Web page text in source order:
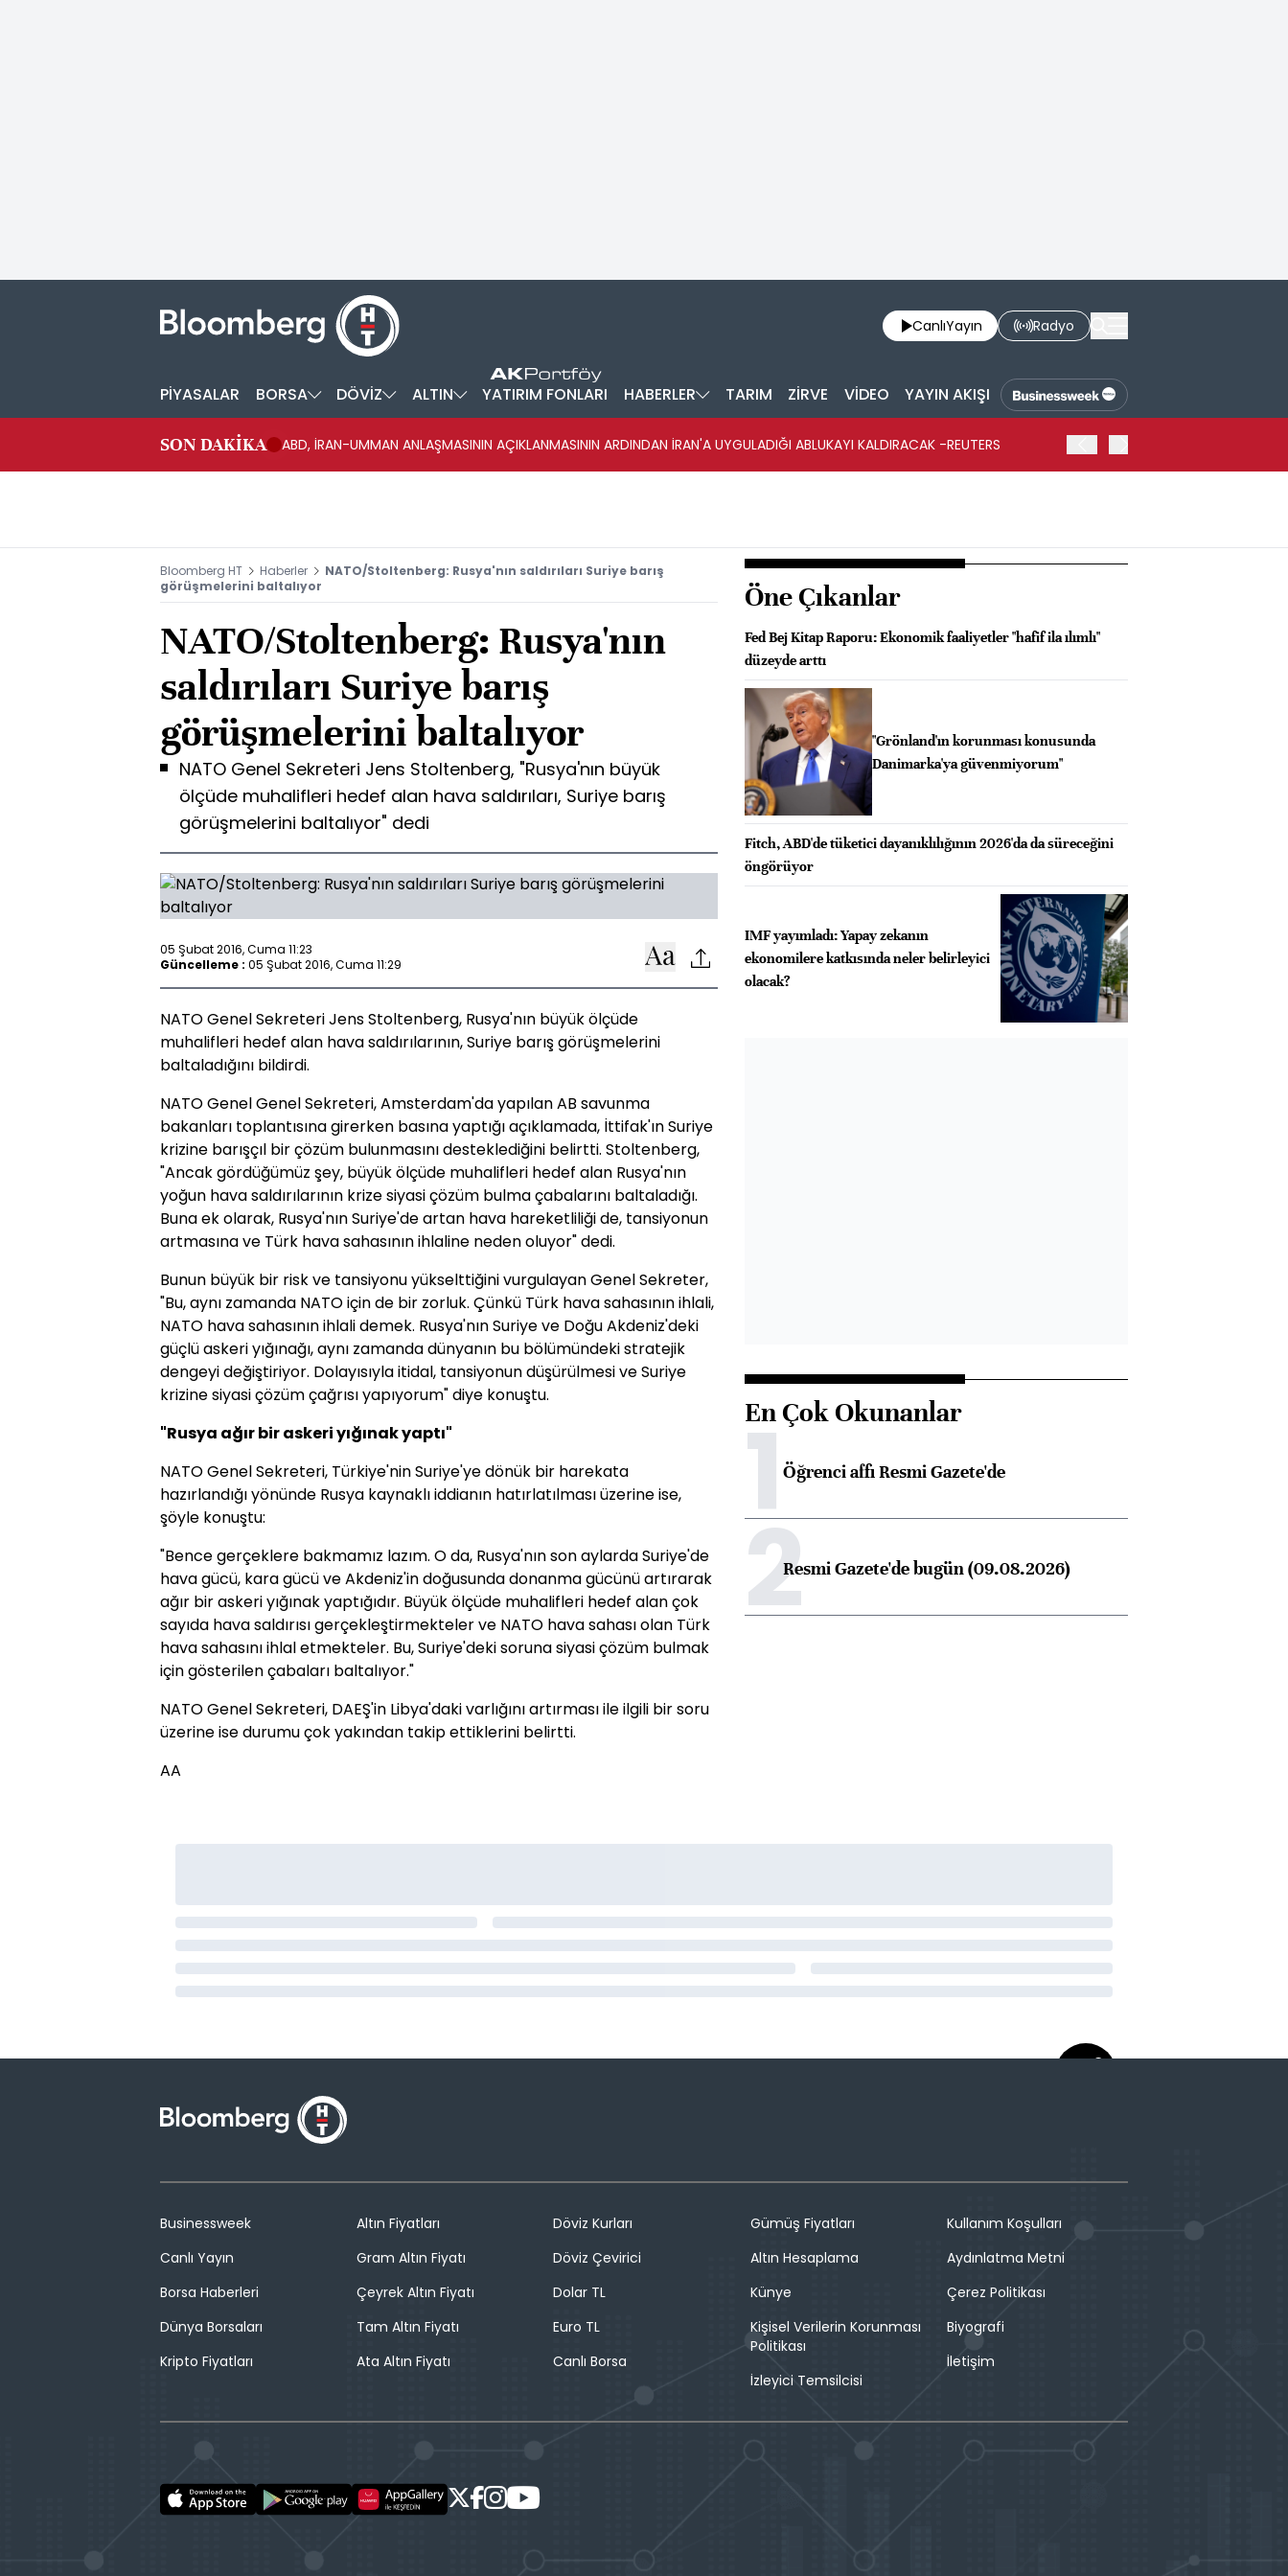
CanlıYayın Radyo
PİYASALAR BORSA DÖVİZ ALTIN YATIRIM FONLARI HABERLER TARIM ZİRVE VİDEO YAYIN AKIŞI
SON DAKİKA ABD, İRAN-UMMAN ANLAŞMASININ AÇIKLANMASININ ARDINDAN İRAN'A UYGULADIĞI ABLUKAYI KALDIRACAK -REUTERS
Bloomberg HT Haberler
NATO/Stoltenberg: Rusya'nın saldırıları Suriye barış
görüşmelerini baltalıyor
NATO/Stoltenberg: Rusya'nın
saldırıları Suriye barış
görüşmelerini baltalıyor
NATO Genel Sekreteri Jens Stoltenberg, "Rusya'nın büyük
ölçüde muhalifleri hedef alan hava saldırıları, Suriye barış
görüşmelerini baltalıyor" dedi
05 Şubat 2016, Cuma 11:23
Güncelleme : 05 Şubat 2016, Cuma 11:29
NATO Genel Sekreteri Jens Stoltenberg, Rusya'nın büyük ölçüde
muhalifleri hedef alan hava saldırılarının, Suriye barış görüşmelerini
baltaladığını bildirdi.
NATO Genel Genel Sekreteri, Amsterdam'da yapılan AB savunma
bakanları toplantısına girerken basına yaptığı açıklamada, İttifak'ın Suriye
krizine barışçıl bir çözüm bulunmasını desteklediğini belirtti. Stoltenberg,
"Ancak gördüğümüz şey, büyük ölçüde muhalifleri hedef alan Rusya'nın
yoğun hava saldırılarının krize siyasi çözüm bulma çabalarını baltaladığı.
Buna ek olarak, Rusya'nın Suriye'de artan hava hareketliliği de, tansiyonun
artmasına ve Türk hava sahasının ihlaline neden oluyor" dedi.
Bunun büyük bir risk ve tansiyonu yükselttiğini vurgulayan Genel Sekreter,
"Bu, aynı zamanda NATO için de bir zorluk. Çünkü Türk hava sahasının ihlali,
NATO hava sahasının ihlali demek. Rusya'nın Suriye ve Doğu Akdeniz'deki
güçlü askeri yığınağı, aynı zamanda dünyanın bu bölümündeki stratejik
dengeyi değiştiriyor. Dolayısıyla itidal, tansiyonun düşürülmesi ve Suriye
krizine siyasi çözüm çağrısı yapıyorum" diye konuştu.
"Rusya ağır bir askeri yığınak yaptı"
NATO Genel Sekreteri, Türkiye'nin Suriye'ye dönük bir harekata
hazırlandığı yönünde Rusya kaynaklı iddianın hatırlatılması üzerine ise,
şöyle konuştu:
"Bence gerçeklere bakmamız lazım. O da, Rusya'nın son aylarda Suriye'de
hava gücü, kara gücü ve Akdeniz'in doğusunda donanma gücünü artırarak
ağır bir askeri yığınak yaptığıdır. Büyük ölçüde muhalifleri hedef alan çok
sayıda hava saldırısı gerçekleştirmekteler ve NATO hava sahası olan Türk
hava sahasını ihlal etmekteler. Bu, Suriye'deki soruna siyasi çözüm bulmak
için gösterilen çabaları baltalıyor."
NATO Genel Sekreteri, DAEŞ'in Libya'daki varlığını artırması ile ilgili bir soru
üzerine ise durumu çok yakından takip ettiklerini belirtti.
AA
Öne Çıkanlar
Fed Bej Kitap Raporu: Ekonomik faaliyetler "hafif ila ılımlı"
düzeyde arttı
"Grönland'ın korunması konusunda
Danimarka'ya güvenmiyorum"
Fitch, ABD'de tüketici dayanıklılığının 2026'da da süreceğini
öngörüyor
IMF yayımladı: Yapay zekanın
ekonomilere katkısında neler belirleyici
olacak?
En Çok Okunanlar
1Öğrenci affı Resmi Gazete'de
2Resmi Gazete'de bugün (09.08.2026)
Businessweek
Canlı Yayın
Borsa Haberleri
Dünya Borsaları
Kripto Fiyatları
Altın Fiyatları
Gram Altın Fiyatı
Çeyrek Altın Fiyatı
Tam Altın Fiyatı
Ata Altın Fiyatı
Döviz Kurları
Döviz Çevirici
Dolar TL
Euro TL
Canlı Borsa
Gümüş Fiyatları
Altın Hesaplama
Künye
Kişisel Verilerin Korunması
Politikası
İzleyici Temsilcisi
Kullanım Koşulları
Aydınlatma Metni
Çerez Politikası
Biyografi
İletişim